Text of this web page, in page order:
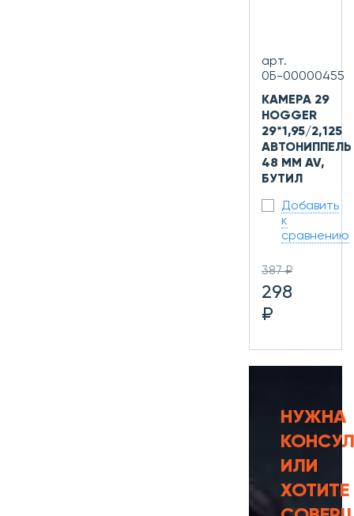
арт.
0Б-00000455
КАМЕРА 29
HOGGER
29*1,95/2,125
АВТОНИППЕЛЬ
48 ММ AV,
БУТИЛ
Добавить
к
сравнению
387 ₽
298
₽
НУЖНА
ИЛИ
ХОТИТЕ